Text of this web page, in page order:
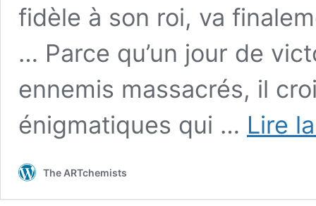
fidèle à son roi, va
… Parce qu’un jour de
ennemis massacrés, il
énigmatiques qui … Lire
The ARTchemists